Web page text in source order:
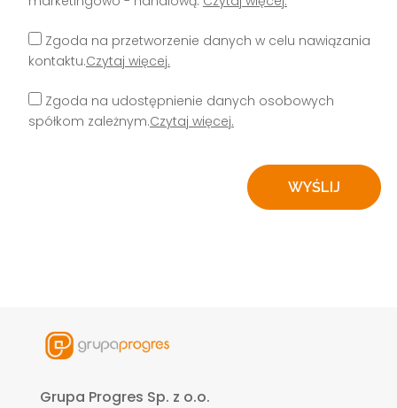
Zgoda na przetworzenie danych w celu nawiązania
kontaktu.Czytaj więcej.
Zgoda na udostępnienie danych osobowych
spółkom zależnym.Czytaj więcej.
Grupa Progres Sp. z o.o.